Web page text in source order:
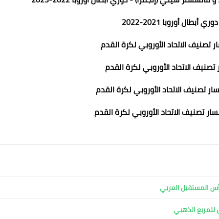
أوروبا 2021-2022
تصنيف الاتحاد الأوروبي لكرة القدم
تصنيف الاتحاد الأوروبي لكرة القدم
تصنيف الاتحاد الأوروبي لكرة القدم
تصنيف الاتحاد الأوروبي لكرة القدم
للمربع الذهبي